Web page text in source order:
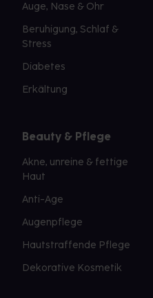
Auge, Nase & Ohr
Beruhigung, Schlaf &
Stress
Diabetes
Erkältung
Beauty & Pflege
Akne, unreine & fettige
Haut
Anti-Age
Augenpflege
Hautstraffende Pflege
Dekorative Kosmetik